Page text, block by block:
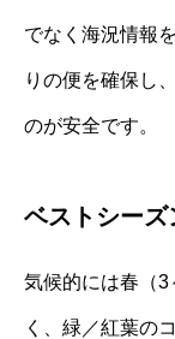
でなく海況情報
りの便を確保し
のが安全です。
ベストシー
気候的には春（
く、緑／紅葉の